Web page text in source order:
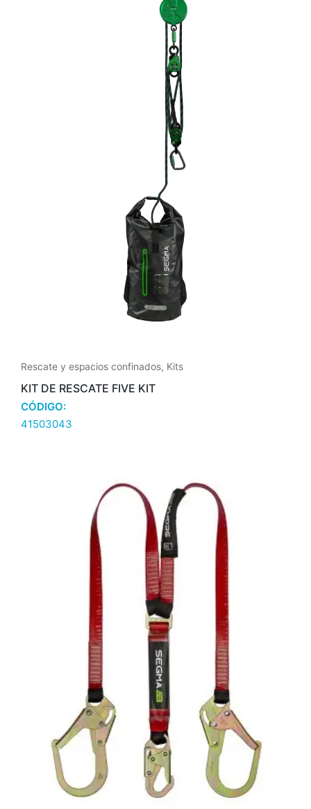
Rescate y espacios confinados, Kits
KIT DE RESCATE FIVE KIT
CÓDIGO:
41503043